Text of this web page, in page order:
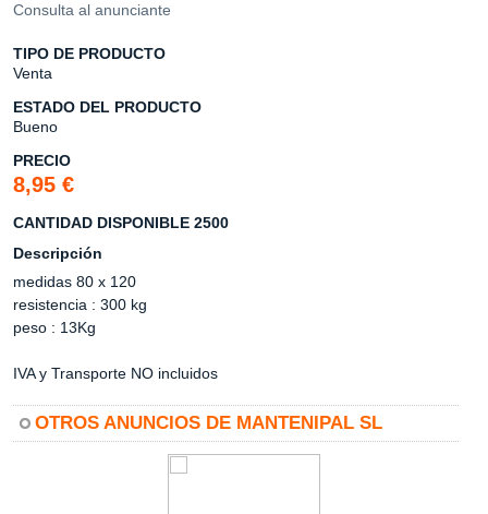
Consulta al anunciante
TIPO DE PRODUCTO
Venta
ESTADO DEL PRODUCTO
Bueno
PRECIO
8,95 €
CANTIDAD DISPONIBLE 2500
Descripción
medidas 80 x 120
resistencia : 300 kg
peso : 13Kg
IVA y Transporte NO incluidos
OTROS ANUNCIOS DE MANTENIPAL SL